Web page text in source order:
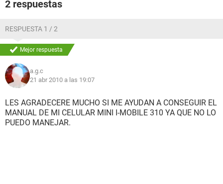
2 respuestas
RESPUESTA 1 / 2
Mejor respuesta
a.g.c
21 abr 2010 a las 19:07
LES AGRADECERE MUCHO SI ME AYUDAN A CONSEGUIR EL
MANUAL DE MI CELULAR MINI I-MOBILE 310 YA QUE NO LO
PUEDO MANEJAR.